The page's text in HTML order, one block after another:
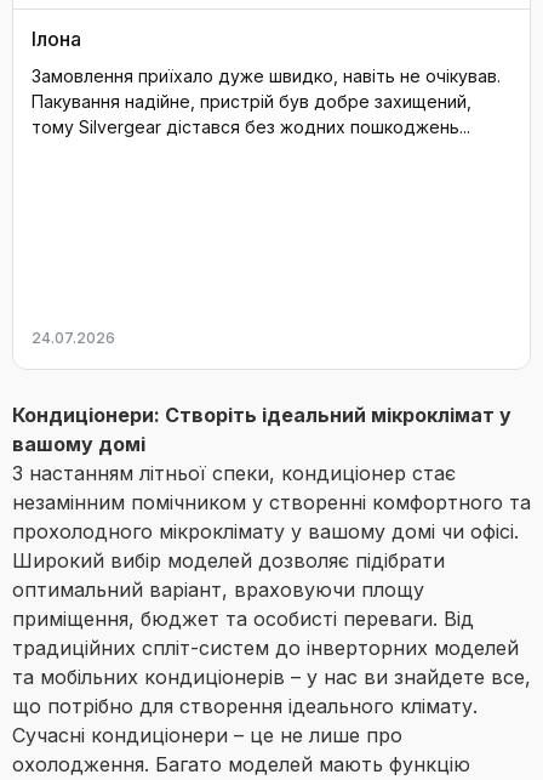
Ілона
Замовлення приїхало дуже швидко, навіть не очікував.
Пакування надійне, пристрій був добре захищений,
тому Silvergear дістався без жодних пошкоджень...
24.07.2026
Кондиціонери: Створіть ідеальний мікроклімат у
вашому домі
З настанням літньої спеки, кондиціонер стає
незамінним помічником у створенні комфортного та
прохолодного мікроклімату у вашому домі чи офісі.
Широкий вибір моделей дозволяє підібрати
оптимальний варіант, враховуючи площу
приміщення, бюджет та особисті переваги. Від
традиційних спліт-систем до інверторних моделей
та мобільних кондиціонерів – у нас ви знайдете все,
що потрібно для створення ідеального клімату.
Сучасні кондиціонери – це не лише про
охолодження. Багато моделей мають функцію